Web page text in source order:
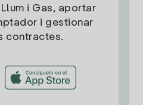
i Gas, aportar
i gestionar
contractes.